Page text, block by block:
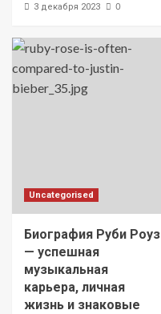
3 декабря 2023 0
Uncategorised
Биография Руби Роуз
— успешная
музыкальная
карьера, личная
жизнь и знаковые